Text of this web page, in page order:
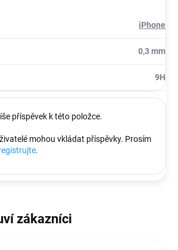
iPhone
0,3 mm
9H
příspěvek k této položce.
mohou vkládat příspěvky. Prosím
.